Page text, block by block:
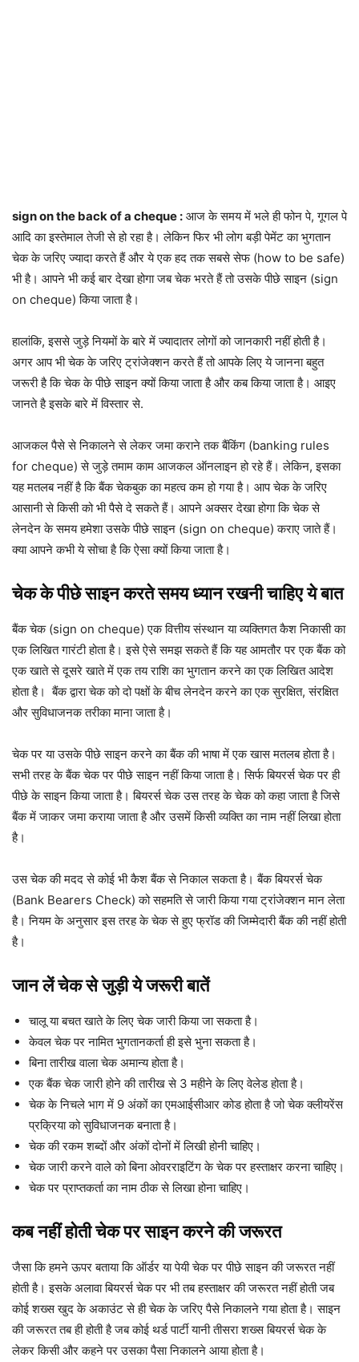
sign on the back of a cheque : आज के समय में भले ही फोन पे, गूगल पे
आदि का इस्तेमाल तेजी से हो रहा है। लेकिन फिर भी लोग बड़ी पेमेंट का भुगतान
चेक के जरिए ज्यादा करते हैं और ये एक हद तक सबसे सेफ (how to be safe)
भी है। आपने भी कई बार देखा होगा जब चेक भरते हैं तो उसके पीछे साइन (sign
on cheque) किया जाता है।
हालांकि, इससे जुड़े नियमों के बारे में ज्यादातर लोगों को जानकारी नहीं होती है।
अगर आप भी चेक के जरिए ट्रांजेक्शन करते हैं तो आपके लिए ये जानना बहुत
जरूरी है कि चेक के पीछे साइन क्यों किया जाता है और कब किया जाता है। आइए
जानते है इसके बारे में विस्तार से.
आजकल पैसे से निकालने से लेकर जमा कराने तक बैंकिंग (banking rules
for cheque) से जुड़े तमाम काम आजकल ऑनलाइन हो रहे हैं। लेकिन, इसका
यह मतलब नहीं है कि बैंक चेकबुक का महत्व कम हो गया है। आप चेक के जरिए
आसानी से किसी को भी पैसे दे सकते हैं। आपने अक्सर देखा होगा कि चेक से
लेनदेन के समय हमेशा उसके पीछे साइन (sign on cheque) कराए जाते हैं।
क्या आपने कभी ये सोचा है कि ऐसा क्यों किया जाता है।
चेक के पीछे साइन करते समय ध्यान रखनी चाहिए ये बात
बैंक चेक (sign on cheque) एक वित्तीय संस्थान या व्यक्तिगत कैश निकासी का
एक लिखित गारंटी होता है। इसे ऐसे समझ सकते हैं कि यह आमतौर पर एक बैंक को
एक खाते से दूसरे खाते में एक तय राशि का भुगतान करने का एक लिखित आदेश
होता है। बैंक द्वारा चेक को दो पक्षों के बीच लेनदेन करने का एक सुरक्षित, संरक्षित
और सुविधाजनक तरीका माना जाता है।
चेक पर या उसके पीछे साइन करने का बैंक की भाषा में एक खास मतलब होता है।
सभी तरह के बैंक चेक पर पीछे साइन नहीं किया जाता है। सिर्फ बियरर्स चेक पर ही
पीछे के साइन किया जाता है। बियरर्स चेक उस तरह के चेक को कहा जाता है जिसे
बैंक में जाकर जमा कराया जाता है और उसमें किसी व्यक्ति का नाम नहीं लिखा होता
है।
उस चेक की मदद से कोई भी कैश बैंक से निकाल सकता है। बैंक बियरर्स चेक
(Bank Bearers Check) को सहमति से जारी किया गया ट्रांजेक्शन मान लेता
है। नियम के अनुसार इस तरह के चेक से हुए फ्रॉड की जिम्मेदारी बैंक की नहीं होती
है।
जान लें चेक से जुड़ी ये जरूरी बातें
चालू या बचत खाते के लिए चेक जारी किया जा सकता है।
केवल चेक पर नामित भुगतानकर्ता ही इसे भुना सकता है।
बिना तारीख वाला चेक अमान्य होता है।
एक बैंक चेक जारी होने की तारीख से 3 महीने के लिए वेलेड होता है।
चेक के निचले भाग में 9 अंकों का एमआईसीआर कोड होता है जो चेक क्लीयरेंस
प्रक्रिया को सुविधाजनक बनाता है।
चेक की रकम शब्दों और अंकों दोनों में लिखी होनी चाहिए।
चेक जारी करने वाले को बिना ओवरराइटिंग के चेक पर हस्ताक्षर करना चाहिए।
चेक पर प्राप्तकर्ता का नाम ठीक से लिखा होना चाहिए।
कब नहीं होती चेक पर साइन करने की जरूरत
जैसा कि हमने ऊपर बताया कि ऑर्डर या पेयी चेक पर पीछे साइन की जरूरत नहीं
होती है। इसके अलावा बियरर्स चेक पर भी तब हस्ताक्षर की जरूरत नहीं होती जब
कोई शख्स खुद के अकाउंट से ही चेक के जरिए पैसे निकालने गया होता है। साइन
की जरूरत तब ही होती है जब कोई थर्ड पार्टी यानी तीसरा शख्स बियरर्स चेक के
लेकर किसी और कहने पर उसका पैसा निकालने आया होता है।